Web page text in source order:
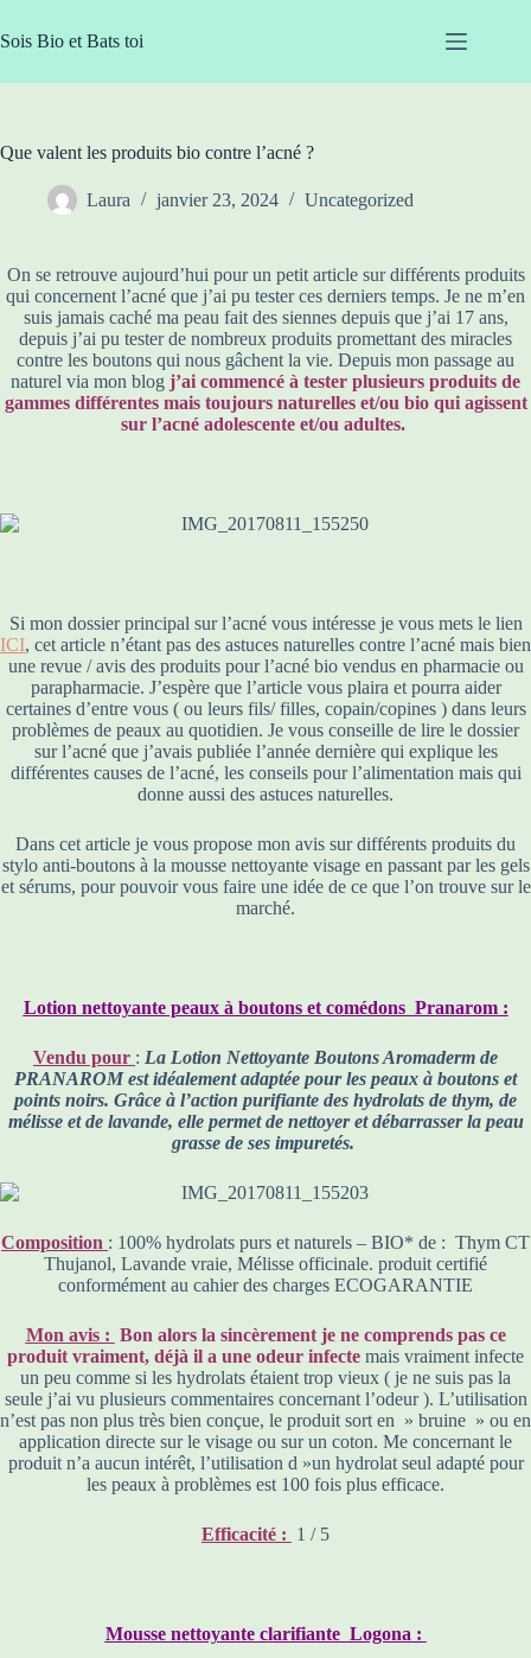
au
contenu
Sois Bio et Bats toi
Que valent les produits bio contre l’acné ?
Laura janvier 23, 2024 Uncategorized
On se retrouve aujourd’hui pour un petit article sur différents produits
qui concernent l’acné que j’ai pu tester ces derniers temps. Je ne m’en
suis jamais caché ma peau fait des siennes depuis que j’ai 17 ans,
depuis j’ai pu tester de nombreux produits promettant des miracles
contre les boutons qui nous gâchent la vie. Depuis mon passage au
naturel via mon blog j’ai commencé à tester plusieurs produits de
gammes différentes mais toujours naturelles et/ou bio qui agissent
sur l’acné adolescente et/ou adultes.
Si mon dossier principal sur l’acné vous intéresse je vous mets le lien
ICI, cet article n’étant pas des astuces naturelles contre l’acné mais bien
une revue / avis des produits pour l’acné bio vendus en pharmacie ou
parapharmacie. J’espère que l’article vous plaira et pourra aider
certaines d’entre vous ( ou leurs fils/ filles, copain/copines ) dans leurs
problèmes de peaux au quotidien. Je vous conseille de lire le dossier
sur l’acné que j’avais publiée l’année dernière qui explique les
différentes causes de l’acné, les conseils pour l’alimentation mais qui
donne aussi des astuces naturelles.
Dans cet article je vous propose mon avis sur différents produits du
stylo anti-boutons à la mousse nettoyante visage en passant par les gels
et sérums, pour pouvoir vous faire une idée de ce que l’on trouve sur le
marché.
Lotion nettoyante peaux à boutons et comédons Pranarom :
Vendu pour : La Lotion Nettoyante Boutons Aromaderm de
PRANAROM est idéalement adaptée pour les peaux à boutons et
points noirs. Grâce à l’action purifiante des hydrolats de thym, de
mélisse et de lavande, elle permet de nettoyer et débarrasser la peau
grasse de ses impuretés.
Composition : 100% hydrolats purs et naturels – BIO* de : Thym CT
Thujanol, Lavande vraie, Mélisse officinale. produit certifié
conformément au cahier des charges ECOGARANTIE
Mon avis : Bon alors la sincèrement je ne comprends pas ce
produit vraiment, déjà il a une odeur infecte mais vraiment infecte
un peu comme si les hydrolats étaient trop vieux ( je ne suis pas la
seule j’ai vu plusieurs commentaires concernant l’odeur ). L’utilisation
n’est pas non plus très bien conçue, le produit sort en » bruine » ou en
application directe sur le visage ou sur un coton. Me concernant le
produit n’a aucun intérêt, l’utilisation d »un hydrolat seul adapté pour
les peaux à problèmes est 100 fois plus efficace.
Efficacité : 1 / 5
Mousse nettoyante clarifiante Logona :